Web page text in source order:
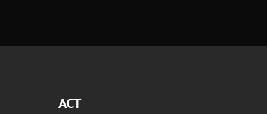
АСТ